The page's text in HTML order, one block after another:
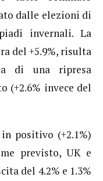
dalle elezioni di
invernali. La
del +5.9%, risulta
di una ripresa
(+2.6% invece del
positivo (+2.1%)
previsto, UK e
del 4.2% e 1.3%